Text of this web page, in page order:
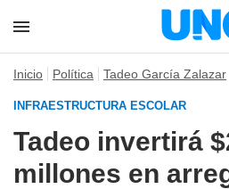
Inicio Política Tadeo García Zalazar
INFRAESTRUCTURA ESCOLAR
Tadeo invertirá
millones en